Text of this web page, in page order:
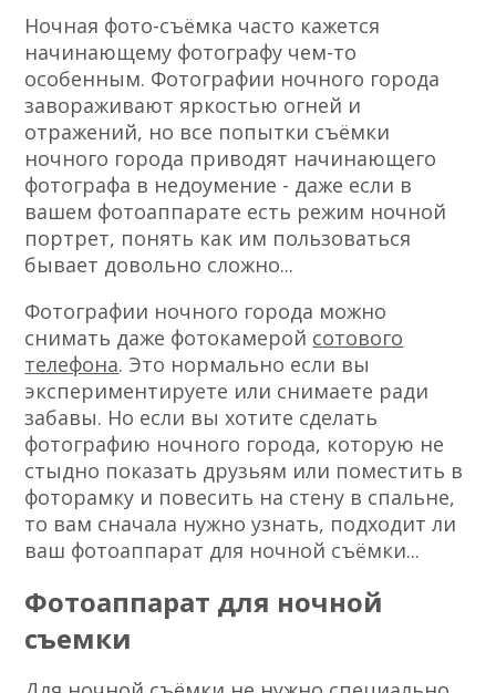
Ночная фото-съёмка часто кажется
начинающему фотографу чем-то
особенным. Фотографии ночного города
завораживают яркостью огней и
отражений, но все попытки съёмки
ночного города приводят начинающего
фотографа в недоумение - даже если в
вашем фотоаппарате есть режим ночной
портрет, понять как им пользоваться
бывает довольно сложно...
Фотографии ночного города можно
снимать даже фотокамерой сотового
телефона. Это нормально если вы
экспериментируете или снимаете ради
забавы. Но если вы хотите сделать
фотографию ночного города, которую не
стыдно показать друзьям или поместить в
фоторамку и повесить на стену в спальне,
то вам сначала нужно узнать, подходит ли
ваш фотоаппарат для ночной съёмки...
Фотоаппарат для ночной
съемки